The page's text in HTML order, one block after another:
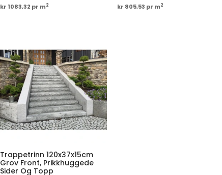
kr 1083,32 pr m2 kr 805,53 pr m2
Trappetrinn 120x37x15cm
Grov Front, Prikkhuggede
Sider Og Topp